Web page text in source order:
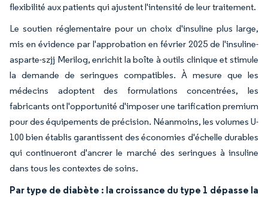
flexibilité aux patients qui ajustent l'intensité de leur traitement.
Le soutien réglementaire pour un choix d'insuline plus large,
mis en évidence par l'approbation en février 2025 de l'insuline-
asparte-szjj Merilog, enrichit la boîte à outils clinique et stimule
la demande de seringues compatibles. À mesure que les
médecins adoptent des formulations concentrées, les
fabricants ont l'opportunité d'imposer une tarification premium
pour des équipements de précision. Néanmoins, les volumes U-
100 bien établis garantissent des économies d'échelle durables
qui continueront d'ancrer le marché des seringues à insuline
dans tous les contextes de soins.
Par type de diabète : la croissance du type 1 dépasse la